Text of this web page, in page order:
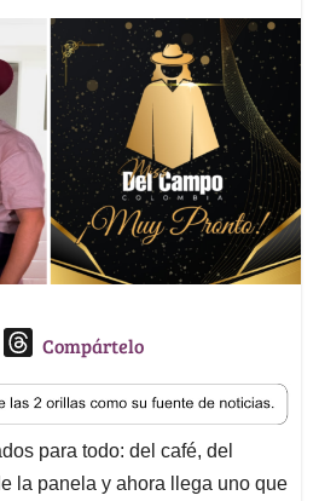
T
r
e
a
d
Compártelo
para todo: del café, del
la panela y ahora llega uno que